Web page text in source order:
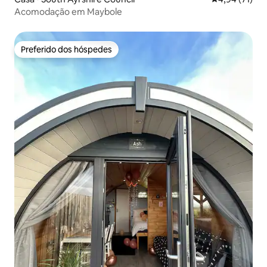
Acomodação em Maybole
Preferido dos hóspedes
Preferido dos hóspedes